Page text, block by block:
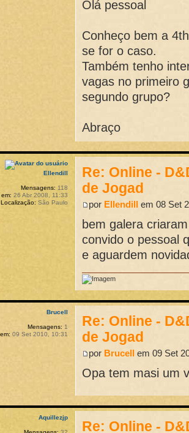
Olá pessoal
Conheço bem a
se for o caso.
Também tenho
vagas no primeiro
segundo grupo?
Abraço
Re: Online -
de Jogad
por Ellendill em 08 Set
bem galera
convido o pessoal
e aguardem
Ellendill
Mensagens: 118
26 Abr 2008, 11:33
Localização: São Paulo
Re: Online -
de Jogad
por Brucell em 09 Set
Opa tem masi um
Brucell
Mensagens: 1
09 Set 2010, 10:31
Re: Online -
Aquillezjp